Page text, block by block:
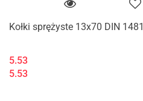
Kołki sprężyste 13x70 DIN 1481
5.53
5.53